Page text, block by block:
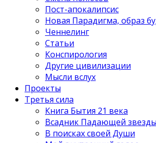
Пост-апокалипсис
Новая Парадигма, образ
Ченнелинг
Статьи
Конспирология
Другие цивилизации
Мысли вслух
Проекты
Третья сила
Книга Бытия 21 века
Всадник Падающей звезды
В поисках своей Души